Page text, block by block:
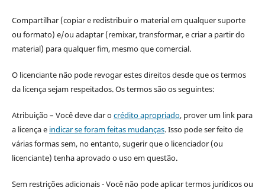
Compartilhar (copiar e redistribuir o material em qualquer suporte
ou formato) e/ou adaptar (remixar, transformar, e criar a partir do
material) para qualquer fim, mesmo que comercial.
O licenciante não pode revogar estes direitos desde que os termos
da licença sejam respeitados. Os termos são os seguintes:
Atribuição – Você deve dar ocrédito apropriado, prover um link para
a licença e indicar se foram feitas mudanças. Isso pode ser feito de
várias formas sem, no entanto, sugerir que o licenciador (ou
licenciante) tenha aprovado o uso em questão.
Sem restrições adicionais - Você não pode aplicar termos jurídicos ou